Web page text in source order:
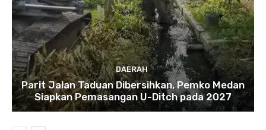
DAERAH
Parit Jalan Taduan Dibersihkan, Pemko Medan
Siapkan Pemasangan U-Ditch pada 2027